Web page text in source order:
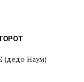
Наум)